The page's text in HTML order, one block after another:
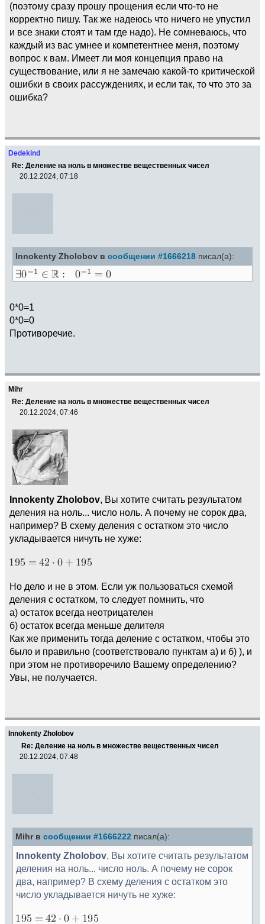
(поэтому сразу прошу прощения если что-то не
корректно пишу. Так же надеюсь что ничего не упустил
и все знаки стоят и там где надо). Не сомневаюсь, что
каждый из вас умнее и компетентнее меня, поэтому
вопрос к вам. Имеет ли моя концепция право на
существование, или я не замечаю какой-то критической
ошибки в своих рассуждениях, и если так, то что это за
ошибка?
Dedekind
Re: Деление на ноль в множестве вещественных чисел
20.12.2024, 07:18
Innokenty Zholobov в сообщении #1666218 писал(а):
0*0=1
0*0=0
Противоречие.
Mihr
Re: Деление на ноль в множестве вещественных чисел
20.12.2024, 07:46
Innokenty Zholobov, Вы хотите считать результатом
деления на ноль... число ноль. А почему не сорок два,
например? В схему деления с остатком это число
укладывается ничуть не хуже:
Но дело и не в этом. Если уж пользоваться схемой
деления с остатком, то следует помнить, что
а) остаток всегда неотрицателен
б) остаток всегда меньше делителя
Как же применить тогда деление с остатком, чтобы это
было и правильно (соответствовало пунктам а) и б) ), и
при этом не противоречило Вашему определению?
Увы, не получается.
Innokenty Zholobov
Re: Деление на ноль в множестве вещественных чисел
20.12.2024, 07:48
Mihr в сообщении #1666222 писал(а):
Innokenty Zholobov, Вы хотите считать результатом
деления на ноль... число ноль. А почему не сорок
два, например? В схему деления с остатком это
число укладывается ничуть не хуже: